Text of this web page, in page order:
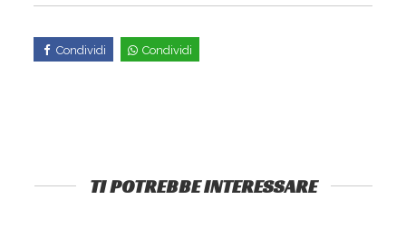
Condividi Condividi
TI POTREBBE INTERESSARE